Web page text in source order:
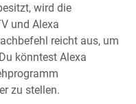
wird die
und Alexa
reicht aus, um
könntest Alexa
zu stellen.